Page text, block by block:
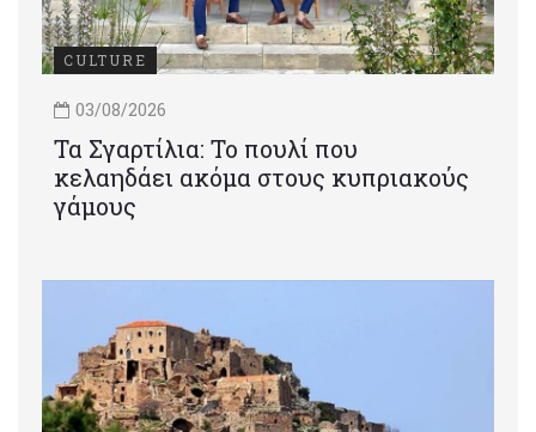
CULTURE
03/08/2026
Τα Σγαρτίλια: Το πουλί που
κελαηδάει ακόμα στους κυπριακούς
γάμους